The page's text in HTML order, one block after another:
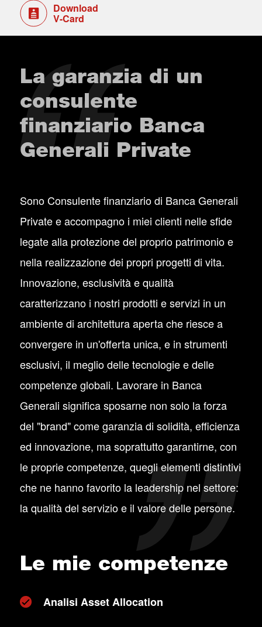
Download
V-Card
La garanzia di un
consulente
finanziario Banca
Generali Private
Sono Consulente finanziario di Banca Generali
Private e accompagno i miei clienti nelle sfide
legate alla protezione del proprio patrimonio e
nella realizzazione dei propri progetti di vita.
Innovazione, esclusività e qualità
caratterizzano i nostri prodotti e servizi in un
ambiente di architettura aperta che riesce a
convergere in un'offerta unica, e in strumenti
esclusivi, il meglio delle tecnologie e delle
competenze globali. Lavorare in Banca
Generali significa sposarne non solo la forza
del "brand" come garanzia di solidità, efficienza
ed innovazione, ma soprattutto garantirne, con
le proprie competenze, quegli elementi distintivi
che ne hanno favorito la leadership nel settore:
la qualità del servizio e il valore delle persone.
Le mie competenze
Analisi Asset Allocation